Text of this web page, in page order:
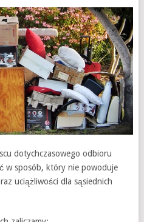
dotychczasowego odbioru
w sposób, który nie powoduje
uciążliwości dla sąsiednich